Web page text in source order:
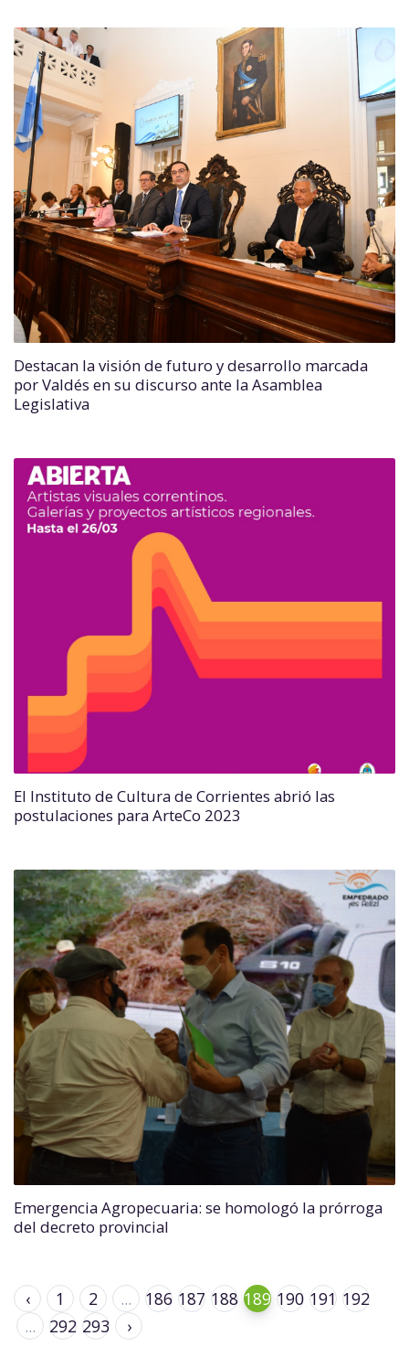
Destacan la visión de futuro y desarrollo marcada
por Valdés en su discurso ante la Asamblea
Legislativa
El Instituto de Cultura de Corrientes abrió las
postulaciones para ArteCo 2023
Emergencia Agropecuaria: se homologó la prórroga
del decreto provincial
‹ 1 2 ... 186 187 188 189 190 191 192
...
292 293 ›